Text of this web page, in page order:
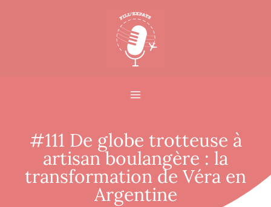
#111 De globe trotteuse à
artisan boulangère : la
transformation de Véra en
Argentine